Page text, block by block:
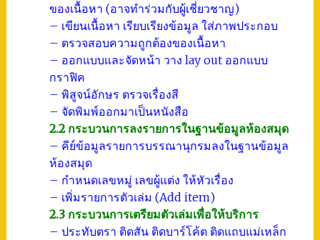
ของเนื้อหา (อาจทำร่วมกับผู้เชี่ยวชาญ)
– เขียนเนื้อหา เรียบเรียงข้อมูล ใส่ภาพประกอบ
– ตรวจสอบความถูกต้องของเนื้อหา
– ออกแบบและจัดหน้า วาง lay out ออกแบบ
กราฟิค
– พิสูจน์อักษร ตรวจเรื่องสี
– จัดพิมพ์ออกมาเป็นหนังสือ
2.2 กระบวนการลงรายการในฐานข้อมูลห้องสมุด
– คีย์ข้อมูลรายการบรรณานุกรมลงในฐานข้อมูล
ห้องสมุด
– กำหนดเลขหมู่ เลขผู้แต่ง ให้หัวเรื่อง
– เพิ่มรายการตัวเล่ม (Add item)
2.3 กระบวนการเตรียมตัวเล่มเพื่อให้บริการ
– ประทับตรา ติดสัน ติดบาร์โค้ต ติดแถบแม่เหล็ก